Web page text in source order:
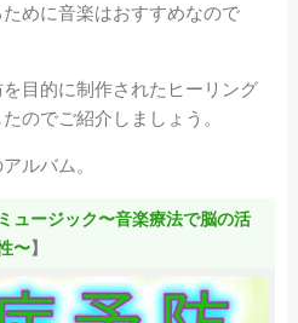
めに音楽はおすすめなので
目的に制作されたヒーリング
のでご紹介しましょう。
ルバム。
ュージック〜音楽療法で脳の活
〜】